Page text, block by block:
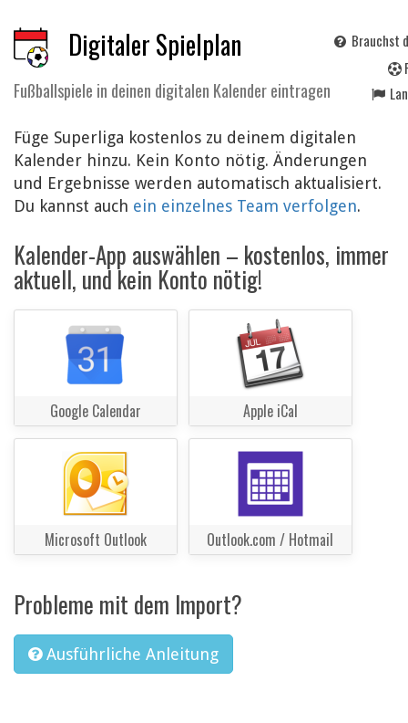
Digitaler Spielplan
Fußballspiele in deinen digitalen Kalender eintragen
Brauchst
Füge Superliga kostenlos zu deinem digitalen
Kalender hinzu. Kein Konto nötig. Änderungen
und Ergebnisse werden automatisch aktualisiert.
Du kannst auch ein einzelnes Team verfolgen.
Kalender-App auswählen – kostenlos, immer
aktuell, und kein Konto nötig!
Google Calendar Apple iCal
Microsoft Outlook Outlook.com / Hotmail
Probleme mit dem Import?
Ausführliche Anleitung